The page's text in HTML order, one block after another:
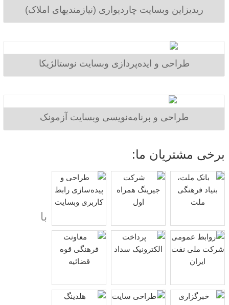
ریدیزاین وبسایت چاردیواری (نیازمندیهای املاک)
طراحی و ایده‌پردازی وبسایت نوستالژیکا
طراحی و برنامه‌نویسی وبسایت آزمونک
برخی مشتریان ما:
با